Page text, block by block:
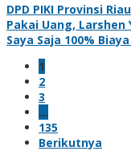
DPD PIKI Provinsi
Pakai Uang, Larshen
Saya Saja 100%
1
2
3
…
135
Berikutnya